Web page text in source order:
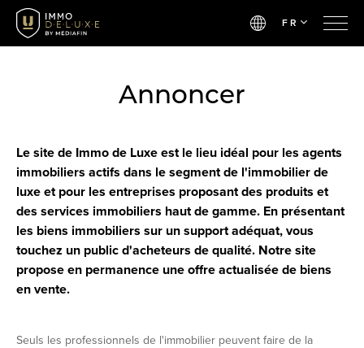
FR
Annoncer
Le site de Immo de Luxe est le lieu idéal pour les agents
immobiliers actifs dans le segment de l'immobilier de
luxe et pour les entreprises proposant des produits et
des services immobiliers haut de gamme. En présentant
les biens immobiliers sur un support adéquat, vous
touchez un public d'acheteurs de qualité. Notre site
propose en permanence une offre actualisée de biens
en vente.
Seuls les professionnels de l'immobilier peuvent faire de la